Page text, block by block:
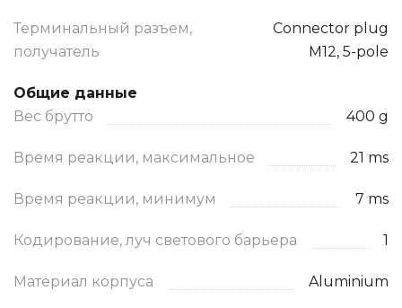
Терминальный разъем,
получатель
Connector plug
M12, 5-pole
Общие данные
Вес брутто
400 g
Время реакции, максимальное 21 ms
Время реакции, минимум 7 ms
Кодирование, луч светового барьера 1
Материал корпуса Aluminium